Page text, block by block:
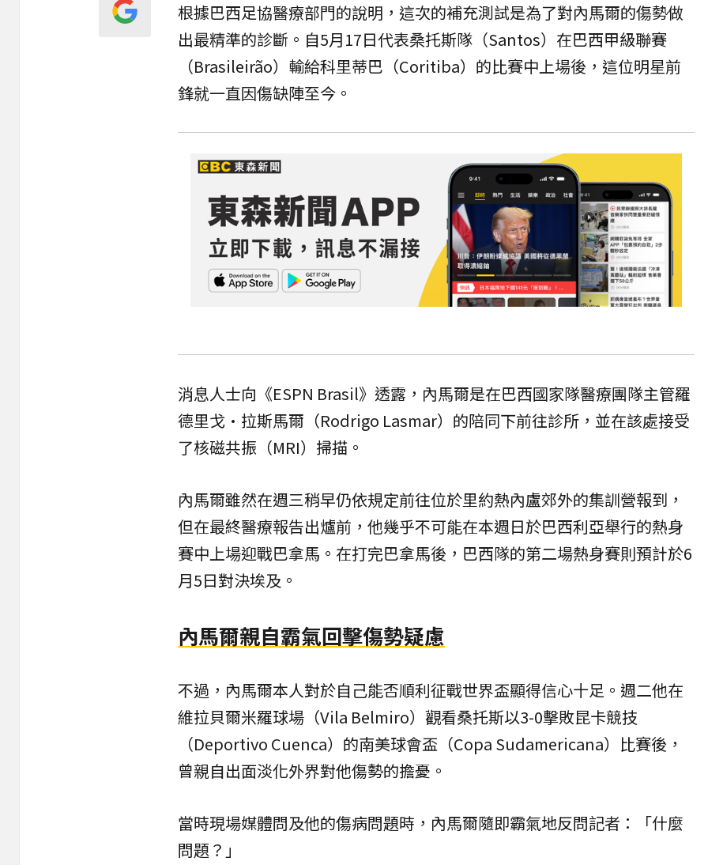
根據巴西足協醫療部門的說明，這次的補充測試是為了對內馬爾的傷勢做
出最精準的診斷。自5月17日代表桑托斯隊（Santos）在巴西甲級聯賽
（Brasileirão）輸給科里蒂巴（Coritiba）的比賽中上場後，這位明星前
鋒就一直因傷缺陣至今。
消息人士向《ESPN Brasil》透露，內馬爾是在巴西國家隊醫療團隊主管羅
德里戈·拉斯馬爾（Rodrigo Lasmar）的陪同下前往診所，並在該處接受
了核磁共振（MRI）掃描。
內馬爾雖然在週三稍早仍依規定前往位於里約熱內盧郊外的集訓營報到，
但在最終醫療報告出爐前，他幾乎不可能在本週日於巴西利亞舉行的熱身
賽中上場迎戰巴拿馬。在打完巴拿馬後，巴西隊的第二場熱身賽則預計於6
月5日對決埃及。
內馬爾親自霸氣回擊傷勢疑慮
不過，內馬爾本人對於自己能否順利征戰世界盃顯得信心十足。週二他在
維拉貝爾米羅球場（Vila Belmiro）觀看桑托斯以3-0擊敗昆卡競技
（Deportivo Cuenca）的南美球會盃（Copa Sudamericana）比賽後，
曾親自出面淡化外界對他傷勢的擔憂。
當時現場媒體問及他的傷病問題時，內馬爾隨即霸氣地反問記者：「什麼
問題？」